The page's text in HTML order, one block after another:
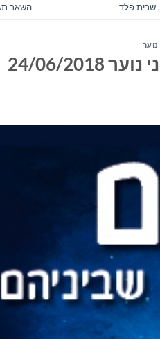
,שרית פלד השאר
2018